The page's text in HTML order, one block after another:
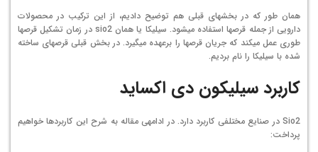
همان طور که در بخش­های قبلی هم توضیح دادیم، از این ترکیب در محصولات
دارویی از جمله قرص­ها استفاده می­شود. سیلیکا یا همان sio2 در زمان تشکیل قرص­ها
طوری عمل می­کند که جریان قرص­ها را برعهده می­گیرد. در بخش قبلی قرص­های ساخته
شده با سیلیکا را نام بردیم.
کاربرد سیلیکون دی اکساید
Sio2 در صنایع مختلفی کاربرد دارد. در ادامه­ی مقاله به شرح این کاربردها خواهیم
پرداخت: